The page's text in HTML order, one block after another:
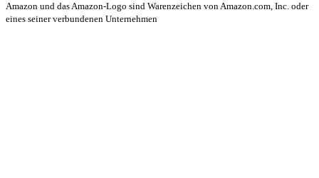
Amazon und das Amazon-Logo sind Warenzeichen von Amazon.com, Inc. oder
eines seiner verbundenen Unternehmen